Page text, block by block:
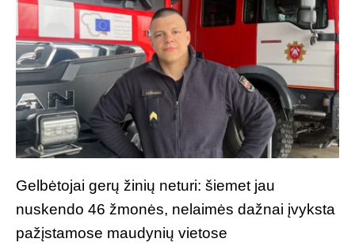
Gelbėtojai gerų žinių neturi: šiemet jau
nuskendo 46 žmonės, nelaimės dažnai įvyksta
pažįstamose maudynių vietose